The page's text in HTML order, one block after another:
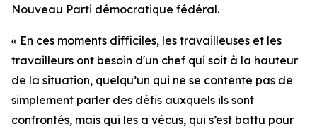
Nouveau Parti démocratique fédéral.
« En ces moments difficiles, les travailleuses et les
travailleurs ont besoin d'un chef qui soit à la hauteur
de la situation, quelqu’un qui ne se contente pas de
simplement parler des défis auxquels ils sont
confrontés, mais qui les a vécus, qui s’est battu pour